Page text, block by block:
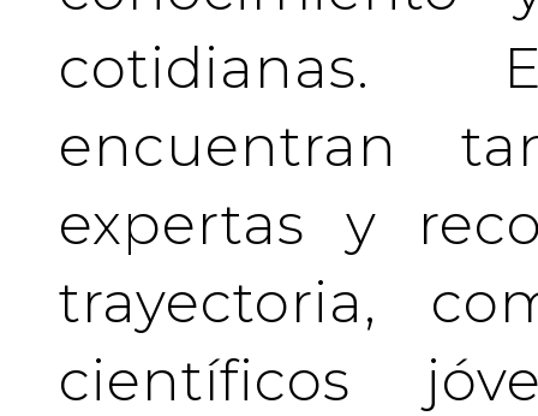
encuentran
expertas y
trayectoria,
científicos